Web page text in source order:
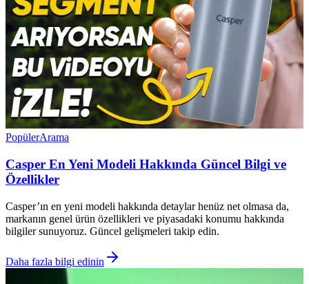
PopülerArama
Casper En Yeni Modeli Hakkında Güncel Bilgi ve
Özellikler
Casper’ın en yeni modeli hakkında detaylar henüz net olmasa da,
markanın genel ürün özellikleri ve piyasadaki konumu hakkında
bilgiler sunuyoruz. Güncel gelişmeleri takip edin.
Daha fazla bilgi edinin